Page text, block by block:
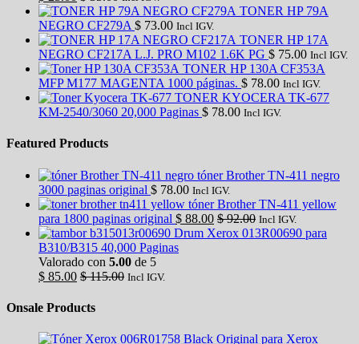
TONER HP 79A
NEGRO CF279A $ 73.00 Incl IGV.
TONER HP 17A
NEGRO CF217A L.J. PRO M102 1.6K PG $ 75.00 Incl IGV.
TONER HP 130A CF353A
MFP M177 MAGENTA 1000 páginas. $ 78.00 Incl IGV.
TONER KYOCERA TK-677
KM-2540/3060 20,000 Paginas $ 78.00 Incl IGV.
Featured Products
tóner Brother TN-411 negro
3000 paginas original $ 78.00 Incl IGV.
tóner Brother TN-411 yellow
para 1800 paginas original $ 88.00 $92.00 Incl IGV.
Drum Xerox 013R00690 para
B310/B315 40,000 Paginas
Valorado con 5.00 de 5
$ 85.00 $115.00 Incl IGV.
Onsale Products